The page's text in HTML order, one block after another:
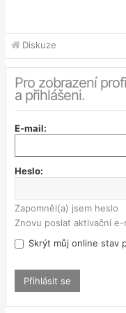
Diskuze
Pro zobrazení
a přihlášeni.
E-mail:
Heslo:
Zapomněl(a) jsem heslo
Znovu poslat aktivační e-
Skrýt můj online stav